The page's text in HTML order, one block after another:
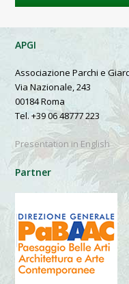
APGI
Associazione Parchi e
Via Nazionale, 243
00184 Roma
Tel. +39 06 48777 223
Presentation in English
Partner